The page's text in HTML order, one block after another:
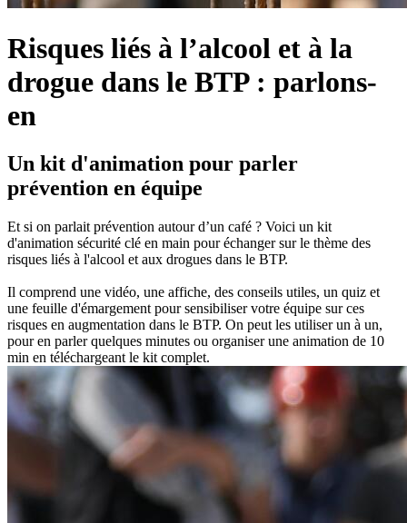
Risques liés à l’alcool et à la
drogue dans le BTP : parlons-
en
Un kit d'animation pour parler
prévention en équipe
Et si on parlait prévention autour d’un café ? Voici un kit
d'animation sécurité clé en main pour échanger sur le thème des
risques liés à l'alcool et aux drogues dans le BTP.
Il comprend une vidéo, une affiche, des conseils utiles, un quiz et
une feuille d'émargement pour sensibiliser votre équipe sur ces
risques en augmentation dans le BTP. On peut les utiliser un à un,
pour en parler quelques minutes ou organiser une animation de 10
min en téléchargeant le kit complet.